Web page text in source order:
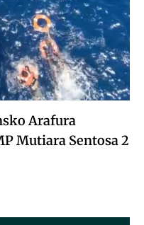
Arafura
Mutiara Sentosa 2